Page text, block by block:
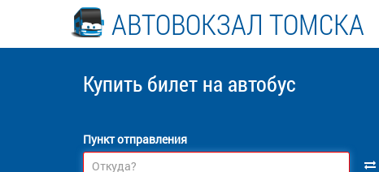
АВТОВОКЗАЛ ТОМСКА
Купить билет на автобус
Пункт отправления